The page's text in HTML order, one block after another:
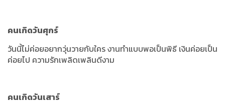
คนเกิดวันศุกร์
วันนี้ไม่ค่อยอยากวุ่นวายกับใคร งานทำแบบพอเป็นพิธี เงินค่อยเป็น
ค่อยไป ความรักเพลิดเพลินดีงาม
คนเกิดวันเสาร์